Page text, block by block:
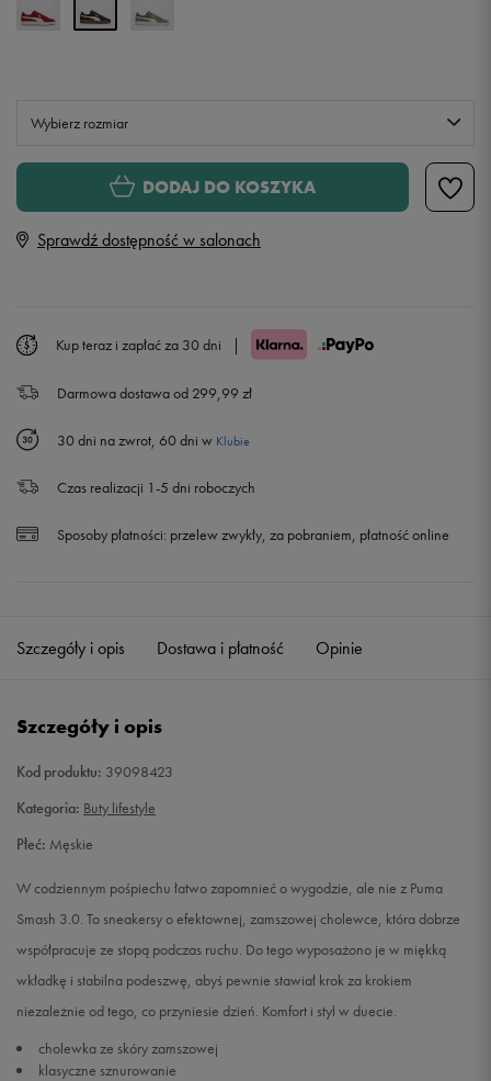
Wybierz rozmiar
Rozmiary EU Rozmiary US
26,5 cm
43 28 cm
44 28,5 cm
45 29,5 cm
DODAJ DO KOSZYKA
Sprawdź dostępność w salonach
Kup teraz i zapłać za 30 dni |
Darmowa dostawa od 299,99 zł
30 dni na zwrot, 60 dni w Klubie
Czas realizacji 1-5 dni roboczych
Sposoby płatności: przelew zwykły, za pobraniem, płatność online
Szczegóły i opis Dostawa i płatność Opinie
Szczegóły i opis
Kod produktu: 39098423
Kategoria: Buty lifestyle
Płeć: Męskie
W codziennym pośpiechu łatwo zapomnieć o wygodzie, ale nie z Puma
Smash 3.0. To sneakersy o efektownej, zamszowej cholewce, która dobrze
współpracuje ze stopą podczas ruchu. Do tego wyposażono je w miękką
wkładkę i stabilna podeszwę, abyś pewnie stawiał krok za krokiem
niezależnie od tego, co przyniesie dzień. Komfort i styl w duecie.
cholewka ze skóry zamszowej
klasyczne sznurowanie